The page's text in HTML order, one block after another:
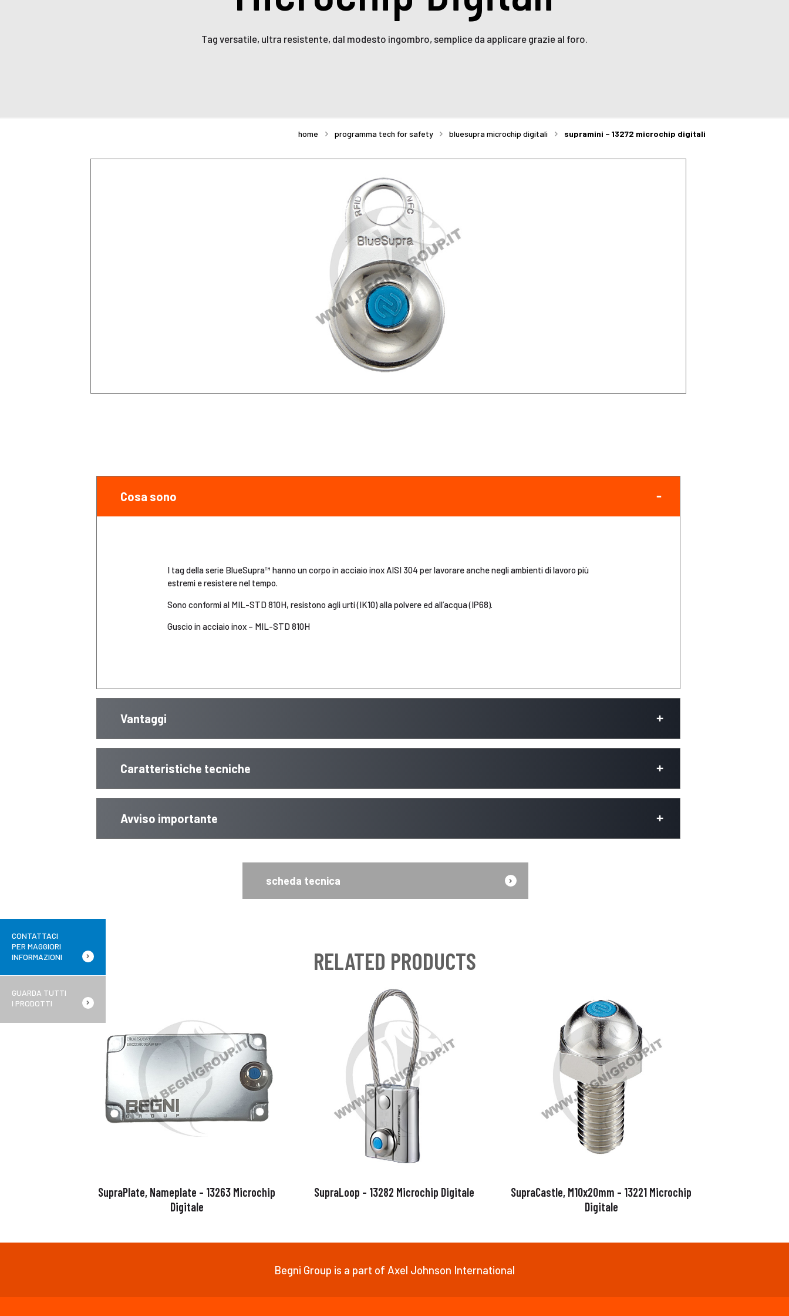
CONTATTACI
PER MAGGIORI
INFORMAZIONI
GUARDA TUTTI
I PRODOTTI
Tag versatile, ultra resistente, dal modesto ingombro, semplice da applicare grazie al foro.
home programma tech for safety bluesupra microchip digitali supramini – 13272 microchip digitali
Cosa sono
I tag della serie BlueSupra™ hanno un corpo in acciaio inox AISI 304 per lavorare anche negli ambienti di lavoro più
estremi e resistere nel tempo.
Sono conformi al MIL-STD 810H, resistono agli urti (IK10) alla polvere ed all’acqua (IP68).
Guscio in acciaio inox – MIL-STD 810H
Vantaggi
Caratteristiche tecniche
Avviso importante
scheda tecnica
RELATED PRODUCTS
SupraPlate, Nameplate – 13263 Microchip
Digitale
SupraLoop – 13282 Microchip Digitale
SupraCastle, M10x20mm – 13221 Microchip
Digitale
Begni Group is a part of Axel Johnson International